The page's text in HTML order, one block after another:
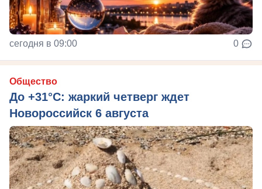
сегодня в 09:00 0
Общество
До +31°C: жаркий четверг ждет
Новороссийск 6 августа